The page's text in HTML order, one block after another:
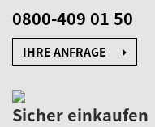
0800-409 01 50
IHRE ANFRAGE
Sicher einkaufen